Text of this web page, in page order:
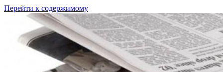
Перейти к содержимому